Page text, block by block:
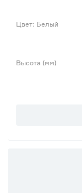
Цвет: Белый
Высота (мм)